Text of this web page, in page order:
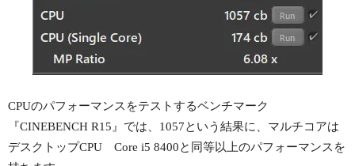
CPUのパフォーマンスをテストするベンチマーク
『CINEBENCH R15』では、1057という結果に、マルチコアは
デスクトップCPU Core i5 8400と同等以上のパフォーマンスを